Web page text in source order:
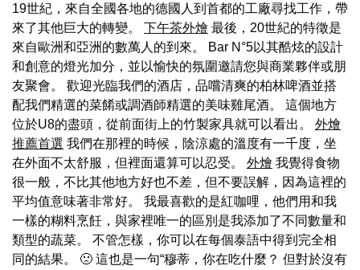
19世紀，來自全國各地的德國人到首都的工廠尋找工作，帶
來了其他巨大的轉變。 下午茶外燴 最後，20世紀的特徵是
來自歐洲和亞洲的數萬人的到來。 Bar N°5以其酷炫的設計
和創意的燈光加分，並以愉快的氛圍邀請您與商業夥伴或朋
友聚會。 歡迎光臨我們的酒店，品嚐清爽的柏林啤酒並搭
配我們精選的菜餚或調酒師精選的美味雞尾酒。 這個地方
位於U8的盡頭，從前面街上的竹製家具就可以看出。 外燴
推薦首選 我們在那裡的時候，陰涼處的溫度有一千度，坐
在外面不太舒服，但裡面還算可以忍受。 外燴 我覺得食物
很一般，不比其他地方好也不差，但不要誤解，因為這裡的
平均值意味著非常好。 我最喜歡的是紅咖哩，他們用和我
一樣的糊料烹飪，與家裡唯一的區別是我添加了不同數量和
類型的蔬菜。 不管怎樣，你可以在每個泰語中得到完全相
同的結果。 🙁 這也是一句“穆蒂，你在吃什麼？ 但對於沒有